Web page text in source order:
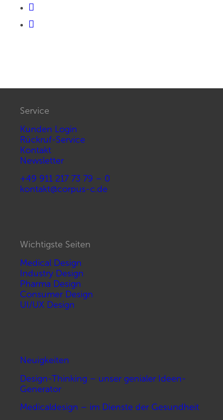
Service
Kunden Login
Rückruf-Service
Kontakt
Newsletter
+49 911 217 73 79 – 0
kontakt@corpus-c.de
Wichtigste Seiten
Medical Design
Industry Design
Pharma Design
Consumer Design
UI/UX Design
Neuigkeiten
Design-Thinking – unser genialer Ideen-
Generator
Medicaldesign – im Dienste der Gesundheit